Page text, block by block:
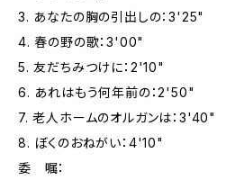
3. あなたの胸の引出しの：3'25"
4. 春の野の歌：3'00"
5. 友だちみつけに：2'10"
6. あれはもう何年前の：2'50"
7. 老人ホームのオルガンは：3'40"
8. ぼくのおねがい：4'10"
委 嘱：